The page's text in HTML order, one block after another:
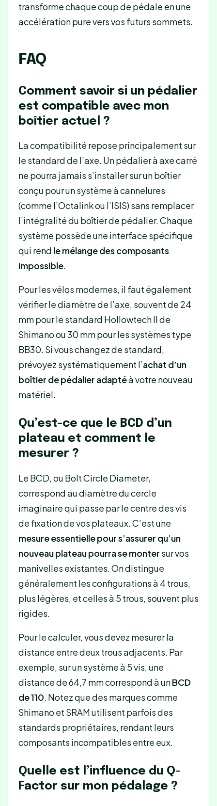
transforme chaque coup de pédale en une
accélération pure vers vos futurs sommets.
FAQ
Comment savoir si un pédalier
est compatible avec mon
boîtier actuel ?
La compatibilité repose principalement sur
le standard de l’axe. Un pédalier à axe carré
ne pourra jamais s’installer sur un boîtier
conçu pour un système à cannelures
(comme l’Octalink ou l’ISIS) sans remplacer
l’intégralité du boîtier de pédalier. Chaque
système possède une interface spécifique
qui rend le mélange des composants
impossible.
Pour les vélos modernes, il faut également
vérifier le diamètre de l’axe, souvent de 24
mm pour le standard Hollowtech II de
Shimano ou 30 mm pour les systèmes type
BB30. Si vous changez de standard,
prévoyez systématiquement l’achat d’un
boîtier de pédalier adaptéà votre nouveau
matériel.
Qu’est-ce que le BCD d’un
plateau et comment le
mesurer ?
Le BCD, ou Bolt Circle Diameter,
correspond au diamètre du cercle
imaginaire qui passe par le centre des vis
de fixation de vos plateaux. C’est une
mesure essentielle pour s’assurer qu’un
nouveau plateau pourra se monter sur vos
manivelles existantes. On distingue
généralement les configurations à 4 trous,
plus légères, et celles à 5 trous, souvent plus
rigides.
Pour le calculer, vous devez mesurer la
distance entre deux trous adjacents. Par
exemple, sur un système à 5 vis, une
distance de 64,7 mm correspond à unBCD
de 110. Notez que des marques comme
Shimano et SRAM utilisent parfois des
standards propriétaires, rendant leurs
composants incompatibles entre eux.
Quelle est l’influence du Q-
Factor sur mon pédalage ?